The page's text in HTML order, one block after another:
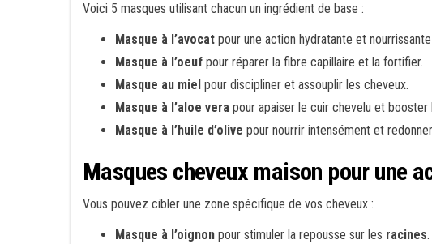
Voici 5 masques utilisant chacun un ingrédient de base :
Masque à l’avocat pour une action hydratante et
Masque à l’oeuf pour réparer la fibre capillaire et la fortifier.
Masque au miel pour discipliner et assouplir les cheveux.
Masque à l’aloe vera pour apaiser le cuir chevelu et booster
Masque à l’huile d’olive pour nourrir intensément et
Masques cheveux maison pour une
Vous pouvez cibler une zone spécifique de vos cheveux :
Masque à l’oignon pour stimuler la repousse sur les racines.